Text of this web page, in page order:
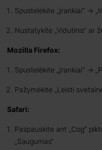
Spustelėkite „Įrankiai“ ->
Nustatykite „Vidutinis“ ar
Mozilla Firefox:
Spustelėkite „Įrankiai“ ->
Pažymėkite „Leisti
Safari:
Paspauskite ant „Cog“
„Saugumas“